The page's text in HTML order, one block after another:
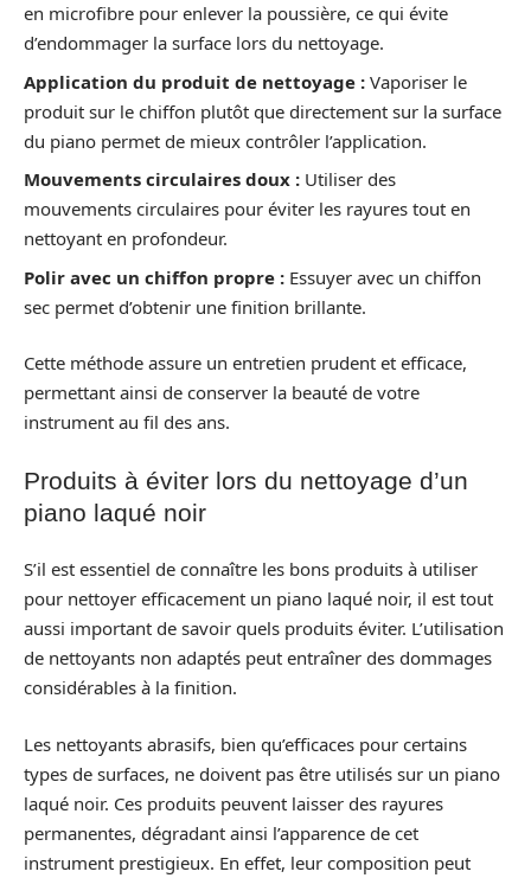
en microfibre pour enlever la poussière, ce qui évite
d’endommager la surface lors du nettoyage.
Application du produit de nettoyage : Vaporiser le
produit sur le chiffon plutôt que directement sur la surface
du piano permet de mieux contrôler l’application.
Mouvements circulaires doux : Utiliser des
mouvements circulaires pour éviter les rayures tout en
nettoyant en profondeur.
Polir avec un chiffon propre : Essuyer avec un chiffon
sec permet d’obtenir une finition brillante.
Cette méthode assure un entretien prudent et efficace,
permettant ainsi de conserver la beauté de votre
instrument au fil des ans.
Produits à éviter lors du nettoyage d’un
piano laqué noir
S’il est essentiel de connaître les bons produits à utiliser
pour nettoyer efficacement un piano laqué noir, il est tout
aussi important de savoir quels produits éviter. L’utilisation
de nettoyants non adaptés peut entraîner des dommages
considérables à la finition.
Les nettoyants abrasifs, bien qu’efficaces pour certains
types de surfaces, ne doivent pas être utilisés sur un piano
laqué noir. Ces produits peuvent laisser des rayures
permanentes, dégradant ainsi l’apparence de cet
instrument prestigieux. En effet, leur composition peut